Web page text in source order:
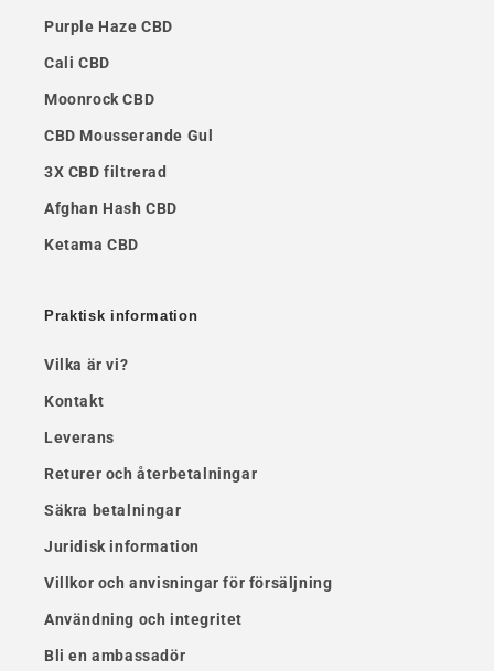
Purple Haze CBD
Cali CBD
Moonrock CBD
CBD Mousserande Gul
3X CBD filtrerad
Afghan Hash CBD
Ketama CBD
Praktisk information
Vilka är vi?
Kontakt
Leverans
Returer och återbetalningar
Säkra betalningar
Juridisk information
Villkor och anvisningar för försäljning
Användning och integritet
Bli en ambassadör